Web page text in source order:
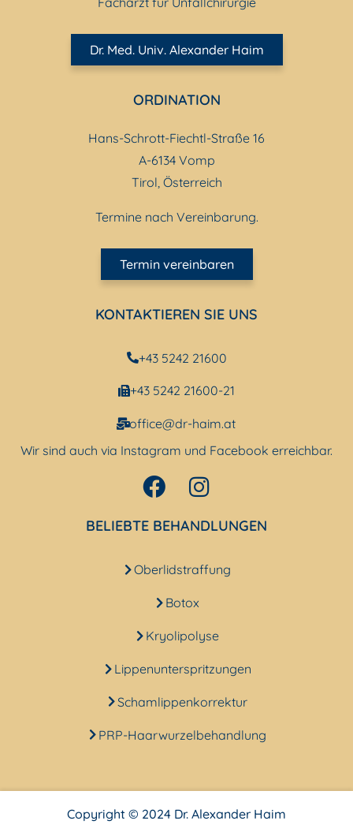
Dr. Med. Univ. Alexander Haim
ORDINATION
Hans-Schrott-Fiechtl-Straße 16
A-6134 Vomp
Tirol, Österreich
Termine nach Vereinbarung.
Termin vereinbaren
KONTAKTIEREN SIE UNS
+43 5242 21600
+43 5242 21600-21
office@dr-haim.at
Wir sind auch via Instagram und Facebook erreichbar.
BELIEBTE BEHANDLUNGEN
Oberlidstraffung
Botox
Kryolipolyse
Lippenunterspritzungen
Schamlippenkorrektur
PRP-Haarwurzelbehandlung
Copyright © 2024 Dr. Alexander Haim